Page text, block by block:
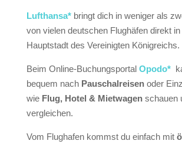
Lufthansa*bringt dich in weniger als
von vielen deutschen Flughäfen direkt in
Hauptstadt des Vereinigten Königreichs.
Beim Online-Buchungsportal Opodo*
bequem nach Pauschalreisenoder
wie Flug, Hotel & Mietwagenschauen
vergleichen.
Vom Flughafen kommst du einfach mit